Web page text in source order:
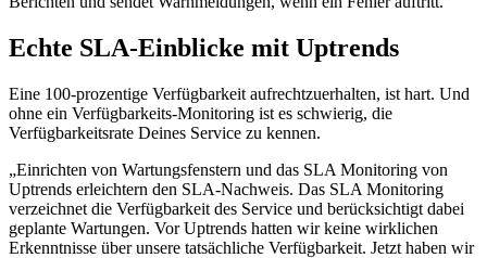
Echte SLA-Einblicke mit Uptrends
Eine 100-prozentige Verfügbarkeit aufrechtzuerhalten, ist hart. Und
ohne ein Verfügbarkeits-Monitoring ist es schwierig, die
Verfügbarkeitsrate Deines Service zu kennen.
„Einrichten von Wartungsfenstern und das SLA Monitoring von
Uptrends erleichtern den SLA-Nachweis. Das SLA Monitoring
verzeichnet die Verfügbarkeit des Service und berücksichtigt dabei
geplante Wartungen. Vor Uptrends hatten wir keine wirklichen
Erkenntnisse über unsere tatsächliche Verfügbarkeit. Jetzt haben wir